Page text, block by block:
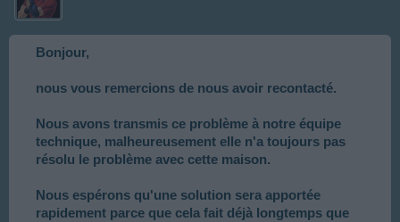
Bonjour,
nous vous remercions de nous avoir recontacté.
Nous avons transmis ce problème à notre équipe
technique, malheureusement elle n'a toujours pas
résolu le problème avec cette maison.
Nous espérons qu'une solution sera apportée
rapidement parce que cela fait déjà longtemps que